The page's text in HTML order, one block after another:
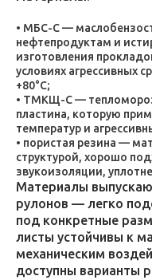
МБС-С —
нефтепродуктам и
изготовления
условиях агрессивных
+80°C;
ТМКЩ-С —
пластина, которую
температур и
пористая резина —
структурой, хорошо
звукоизоляции,
Материалы
рулонов — легко
под конкретные
листы устойчивы к
механическим
доступны варианты